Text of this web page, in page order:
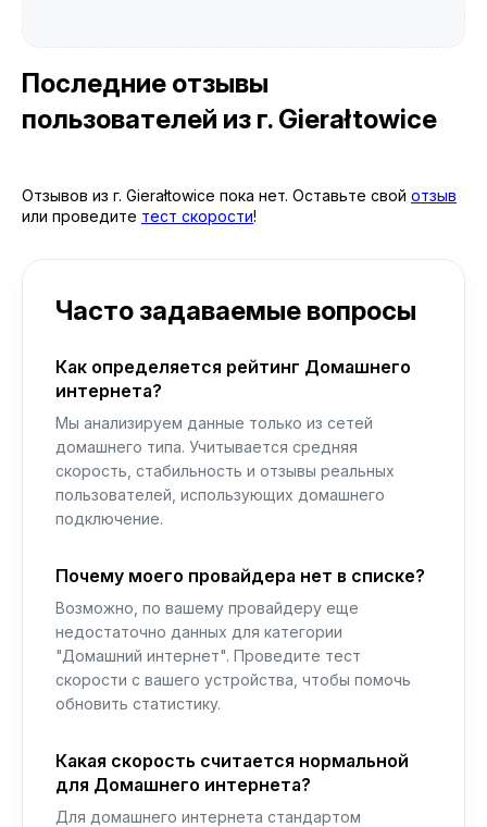
Последние отзывы
пользователей из г. Gierałtowice
Отзывов из г. Gierałtowice пока нет. Оставьте свой отзыв
или проведите тест скорости!
Часто задаваемые вопросы
Как определяется рейтинг Домашнего
интернета?
Мы анализируем данные только из сетей
домашнего типа. Учитывается средняя
скорость, стабильность и отзывы реальных
пользователей, использующих домашнего
подключение.
Почему моего провайдера нет в списке?
Возможно, по вашему провайдеру еще
недостаточно данных для категории
"Домашний интернет". Проведите тест
скорости с вашего устройства, чтобы помочь
обновить статистику.
Какая скорость считается нормальной
для Домашнего интернета?
Для домашнего интернета стандартом